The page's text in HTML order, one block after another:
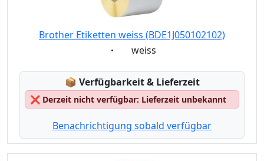
Brother Etiketten weiss (BDE1J050102102)
Eigenschaft:
weiss
📦 Lagerstatus:
Verfügbarkeit & Lieferzeit
❌ Derzeit nicht verfügbar: Lieferzeit unbekannt
Benachrichtigung sobald verfügbar